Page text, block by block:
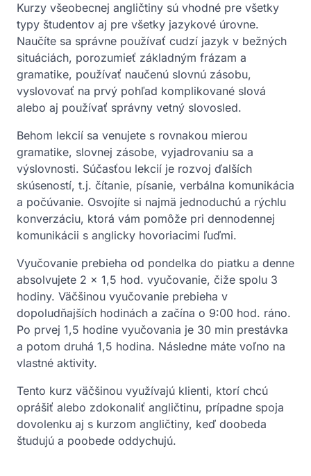
Kurzy všeobecnej angličtiny sú vhodné pre všetky
typy študentov aj pre všetky jazykové úrovne.
Naučíte sa správne používať cudzí jazyk v bežných
situáciách, porozumieť základným frázam a
gramatike, používať naučenú slovnú zásobu,
vyslovovať na prvý pohľad komplikované slová
alebo aj používať správny vetný slovosled.
Behom lekcií sa venujete s rovnakou mierou
gramatike, slovnej zásobe, vyjadrovaniu sa a
výslovnosti. Súčasťou lekcií je rozvoj ďalších
skúseností, t.j. čítanie, písanie, verbálna komunikácia
a počúvanie. Osvojíte si najmä jednoduchú a rýchlu
konverzáciu, ktorá vám pomôže pri dennodennej
komunikácii s anglicky hovoriacimi ľuďmi.
Vyučovanie prebieha od pondelka do piatku a denne
absolvujete 2 x 1,5 hod. vyučovanie, čiže spolu 3
hodiny. Väčšinou vyučovanie prebieha v
dopoludňajších hodinách a začína o 9:00 hod. ráno.
Po prvej 1,5 hodine vyučovania je 30 min prestávka
a potom druhá 1,5 hodina. Následne máte voľno na
vlastné aktivity.
Tento kurz väčšinou využívajú klienti, ktorí chcú
oprášiť alebo zdokonaliť angličtinu, prípadne spoja
dovolenku aj s kurzom angličtiny, keď doobeda
študujú a poobede oddychujú.